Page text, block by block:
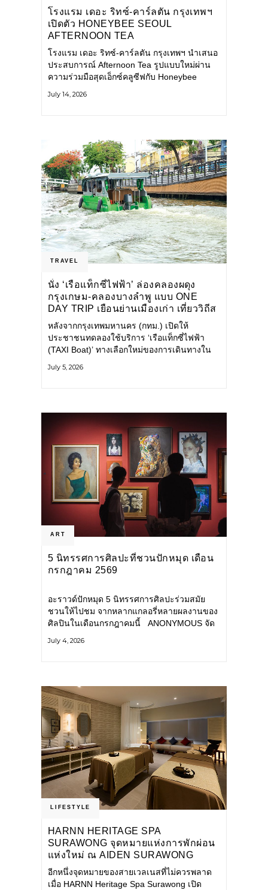
โรงแรม เดอะ ริทซ์-คาร์ลตัน กรุงเทพฯ
เปิดตัว HONEYBEE SEOUL
AFTERNOON TEA
COLLABORATION ณ คาเลโอ
(CALEŌ) ชวนสัมผัสเสน่ห์ของขนม
หวานร่วมสมัยจากกรุงโซล
โรงแรม เดอะ ริทซ์-คาร์ลตัน กรุงเทพฯ นำเสนอ
ประสบการณ์ Afternoon Tea รูปแบบใหม่ผ่าน
ความร่วมมือสุดเอ็กซ์คลูซีฟกับ Honeybee
ดังจากกรุงโซล นำโดยเชฟอึนจอง
July 14, 2026
TRAVEL
นั่ง ‘เรือแท็กซี่ไฟฟ้า’ ล่องคลองผดุง
กรุงเกษม-คลองบางลำพู แบบ ONE
DAY TRIP เยือนย่านเมืองเก่า เที่ยววิถีส
โลว์ไลฟ์แบบรักษ์โลก
หลังจากกรุงเทพมหานคร (กทม.) เปิดให้
ประชาชนทดลองใช้บริการ ‘เรือแท็กซี่ไฟฟ้า
(TAXI Boat)’ ทางเลือกใหม่ของการเดินทางใน
แวดล้อม ผ่านแอปพลิเคชัน MuvMi (มูฟมี)
July 5, 2026
ART
5 นิทรรศการศิลปะที่ชวนปักหมุด เดือน
กรกฎาคม 2569
อะราวด์ปักหมุด 5 นิทรรศการศิลปะร่วมสมัย
ชวนให้ไปชม จากหลากแกลอรี่หลายผลงานของ
ศิลปินในเดือนกรกฎาคมนี้ ANONYMOUS จัด
กลุ่ม Anonymous โดยมี นิ่ม
July 4, 2026
LIFESTYLE
HARNN HERITAGE SPA
SURAWONG จุดหมายแห่งการพักผ่อน
แห่งใหม่ ณ AIDEN SURAWONG
BANGKOK
อีกหนึ่งจุดหมายของสายเวลเนสที่ไม่ควรพลาด
เมื่อ HARNN Heritage Spa Surawong เปิด